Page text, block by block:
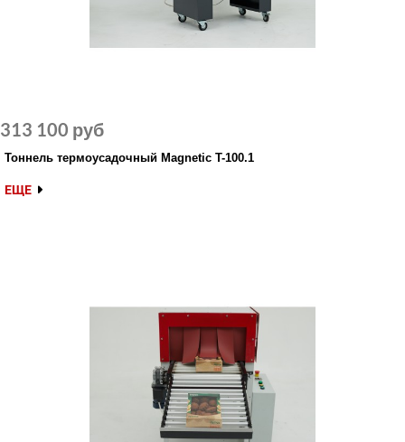
Тоннель термоусадочный Magnetic T-100.1
313 100 руб
ЕЩЕ